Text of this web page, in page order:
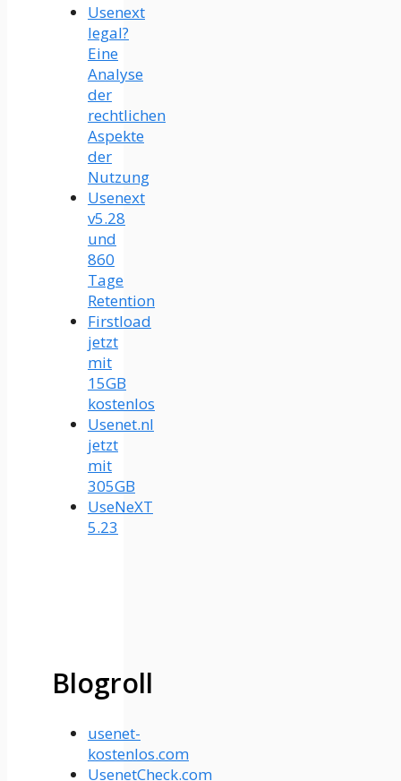
Usenext
legal?
Eine
Analyse
der
rechtlichen
Aspekte
der
Nutzung
Usenext
v5.28
und
860
Tage
Retention
Firstload
jetzt
mit
15GB
kostenlos
Usenet.nl
jetzt
mit
305GB
UseNeXT
5.23
Blogroll
usenet-
kostenlos.com
UsenetCheck.com